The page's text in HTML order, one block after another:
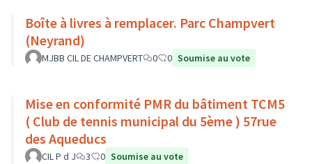
Boîte à livres à remplacer. Parc Champvert
(Neyrand)
MJBB CIL DE CHAMPVERT 0 0 Soumise au vote
Mise en conformité PMR du bâtiment TCM5
( Club de tennis municipal du 5ème ) 57rue
des Aqueducs
CIL P d J 3 0 Soumise au vote